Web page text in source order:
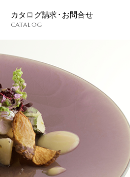
カタログ請求･お問合せ
CATALOG